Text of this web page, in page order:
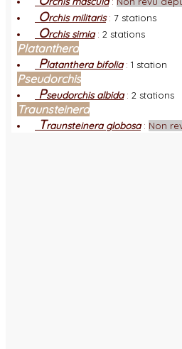
Orchis militaris: 7 stations
Orchis simia: 2 stations
Platanthera
Platanthera bifolia: 1 station
Pseudorchis
Pseudorchis albida: 2 stations
Traunsteinera
Traunsteinera globosa: Non